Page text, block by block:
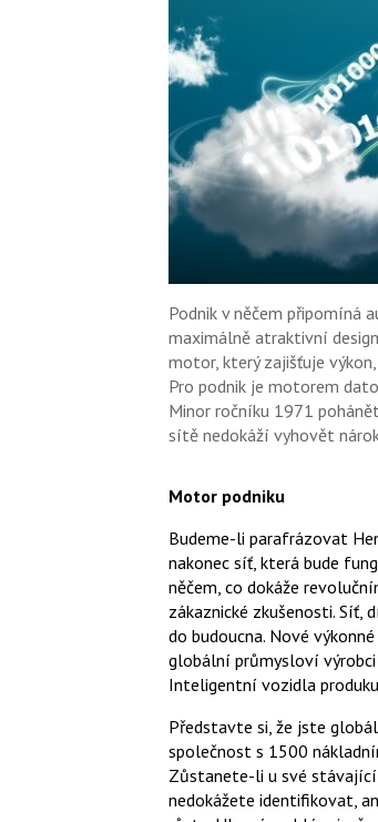
Podnik v něčem připomíná
maximálně atraktivní
motor, který zajišťuje
Pro podnik je motorem
Minor ročníku 1971
sítě nedokáží vyhovět
Motor podniku
Budeme-li parafrázovat
nakonec síť, která bude
něčem, co dokáže
zákaznické zkušenosti.
do budoucna. Nové
globální průmysloví
Inteligentní vozidla
Představte si, že jste
společnost s 1500
Zůstanete-li u své
nedokážete identifikovat,